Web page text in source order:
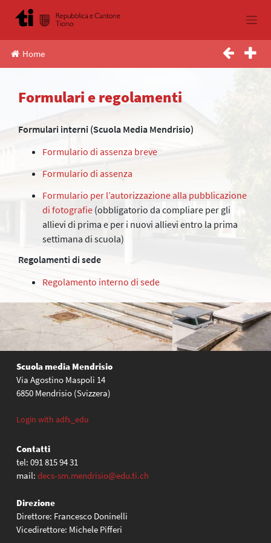
Home
Formulari e regolamenti
Formulari interni (Scuola Media Mendrisio)
Formulario di assenza breve
Formulario di assenza
Formulario per l’autorizzazione alla pubblicazione
di fotografie (obbligatorio da compliare per gli
allievi di prima e per i nuovi allievi entro la prima
settimana di scuola)
Regolamenti di sede
Regolamento interno di sede
Scuola media Mendrisio
Via Agostino Maspoli 14
6850 Mendrisio (Svizzera)
Login with adfs_edu
Contatti
tel: 091 815 94 31
mail: decs-sm.mendrisio@edu.ti.ch
Direzione
Direttore: Francesco Doninelli
Vicedirettore: Michele Pifferi